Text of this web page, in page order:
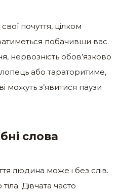
почуття, цілком
побачивши вас.
нервозність обов’язково
або тараторитиме,
з’явитися паузи
слова
людина може і без слів.
Дівчата часто